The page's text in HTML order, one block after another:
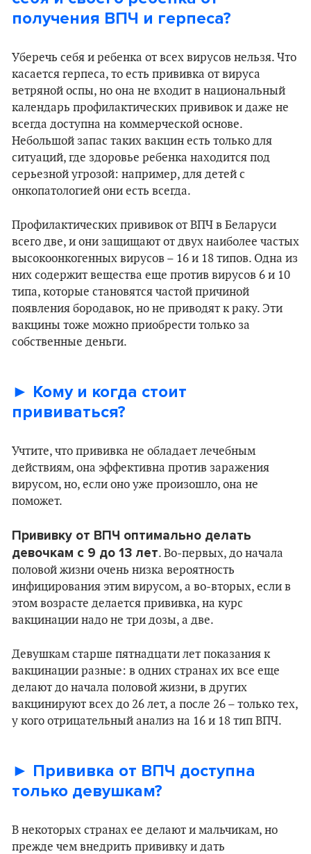
получения ВПЧ и герпеса?
Уберечь себя и ребенка от всех вирусов нельзя. Что
касается герпеса, то есть прививка от вируса
ветряной оспы, но она не входит в национальный
календарь профилактических прививок и даже не
всегда доступна на коммерческой основе.
Небольшой запас таких вакцин есть только для
ситуаций, где здоровье ребенка находится под
серьезной угрозой: например, для детей с
онкопатологией они есть всегда.
Профилактических прививок от ВПЧ в Беларуси
всего две, и они защищают от двух наиболее частых
высокоонкогенных вирусов – 16 и 18 типов. Одна из
них содержит вещества еще против вирусов 6 и 10
типа, которые становятся частой причиной
появления бородавок, но не приводят к раку. Эти
вакцины тоже можно приобрести только за
собственные деньги.
► Кому и когда стоит
прививаться?
Учтите, что прививка не обладает лечебным
действиям, она эффективна против заражения
вирусом, но, если оно уже произошло, она не
поможет.
Прививку от ВПЧ оптимально делать
девочкам с 9 до 13 лет. Во-первых, до начала
половой жизни очень низка вероятность
инфицирования этим вирусом, а во-вторых, если в
этом возрасте делается прививка, на курс
вакцинации надо не три дозы, а две.
Девушкам старше пятнадцати лет показания к
вакцинации разные: в одних странах их все еще
делают до начала половой жизни, в других
вакцинируют всех до 26 лет, а после 26 – только тех,
у кого отрицательный анализ на 16 и 18 тип ВПЧ.
► Прививка от ВПЧ доступна
только девушкам?
В некоторых странах ее делают и мальчикам, но
прежде чем внедрить прививку и дать